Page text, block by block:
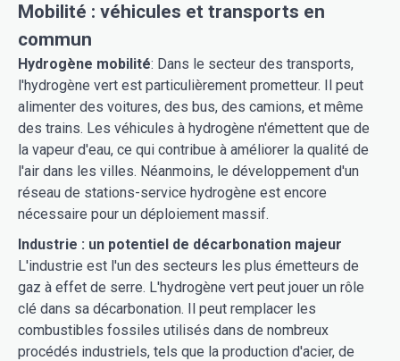
Mobilité : véhicules et transports en
commun
Hydrogène mobilité: Dans le secteur des transports,
l'hydrogène vert est particulièrement prometteur. Il peut
alimenter des voitures, des bus, des camions, et même
des trains. Les véhicules à hydrogène n'émettent que de
la vapeur d'eau, ce qui contribue à améliorer la qualité de
l'air dans les villes. Néanmoins, le développement d'un
réseau de stations-service hydrogène est encore
nécessaire pour un déploiement massif.
Industrie : un potentiel de décarbonation majeur
L'industrie est l'un des secteurs les plus émetteurs de
gaz à effet de serre. L'hydrogène vert peut jouer un rôle
clé dans sa décarbonation. Il peut remplacer les
combustibles fossiles utilisés dans de nombreux
procédés industriels, tels que la production d'acier, de